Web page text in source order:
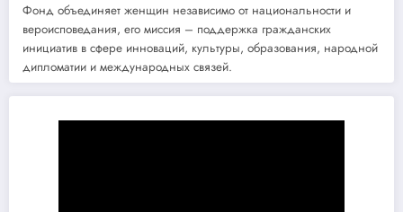
Фонд объединяет женщин независимо от национальности и
вероисповедания, его миссия – поддержка гражданских
инициатив в сфере инноваций, культуры, образования, народной
дипломатии и международных связей.